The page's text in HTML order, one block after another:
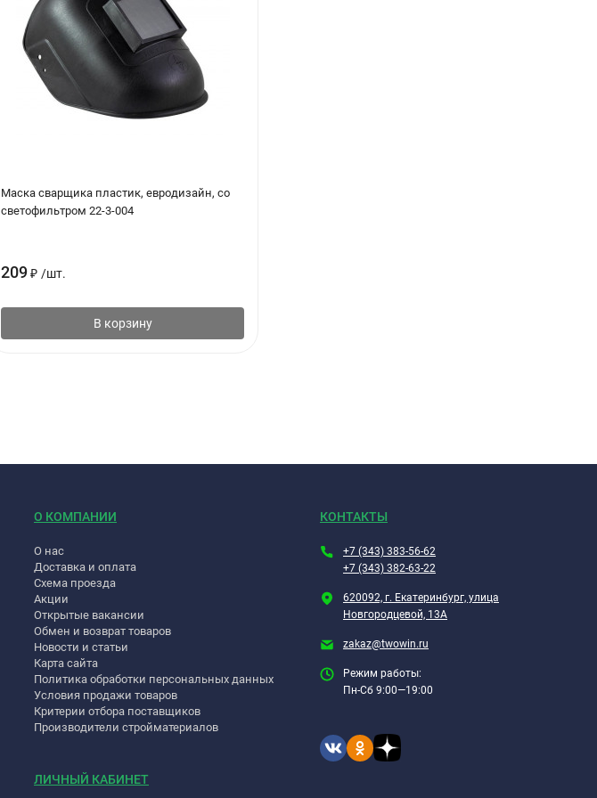
Маска сварщика пластик, евродизайн, со
светофильтром 22-3-004
209 ₽ /шт.
В корзину
О КОМПАНИИ
О нас
Доставка и оплата
Схема проезда
Акции
Открытые вакансии
Обмен и возврат товаров
Новости и статьи
Карта сайта
Политика обработки персональных данных
Условия продажи товаров
Критерии отбора поставщиков
Производители стройматериалов
ЛИЧНЫЙ КАБИНЕТ
КОНТАКТЫ
+7 (343) 383-56-62
+7 (343) 382-63-22
620092, г. Екатеринбург, улица
Новгородцевой, 13А
zakaz@twowin.ru
Режим работы:
Пн-Сб 9:00—19:00